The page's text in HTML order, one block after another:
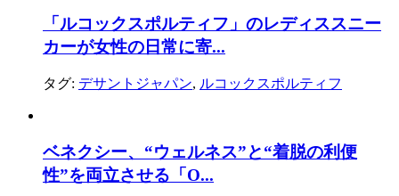
「ルコックスポルティフ」のレディススニー
カーが女性の日常に寄...
タグ: デサントジャパン, ルコックスポルティフ
ベネクシー、“ウェルネス”と“着脱の利便
性”を両立させる「O...